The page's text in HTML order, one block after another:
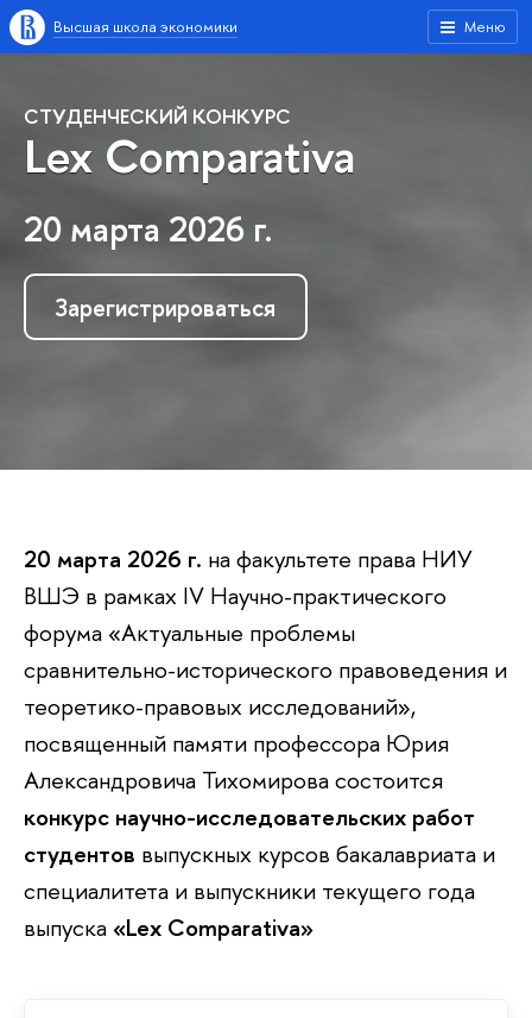
Меню
Высшая школа экономики
СТУДЕНЧЕСКИЙ КОНКУРС
Lex Comparativa
20 марта 2026 г.
Зарегистрироваться
20 марта 2026 г. на факультете права НИУ
ВШЭ в рамках IV Научно-практического
форума «Актуальные проблемы
сравнительно-исторического правоведения и
теоретико-правовых исследований»,
посвященный памяти профессора Юрия
Александровича Тихомировасостоится
конкурс научно-исследовательских работ
студентов выпускных курсов бакалавриата и
специалитета и выпускники текущего года
выпуска«Lex Comparativa»